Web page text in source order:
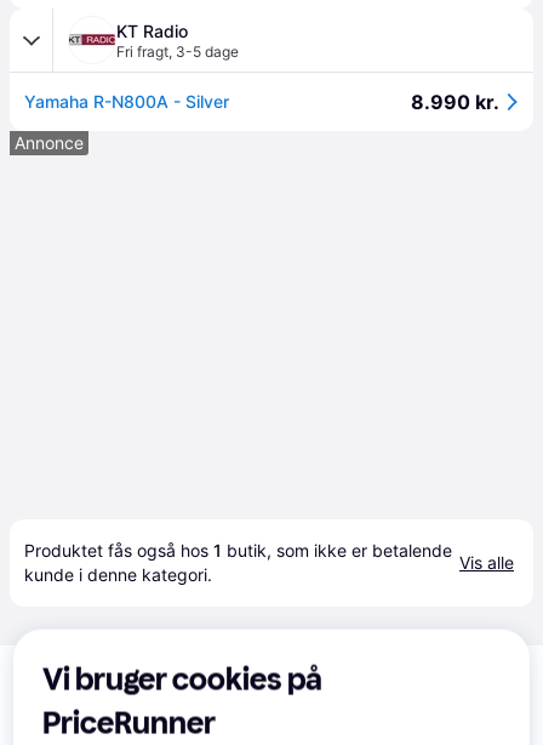
KT Radio
Fri fragt, 3-5 dage
Yamaha R-N800A - Silver 8.990 kr.
Annonce
Produktet fås også hos 1 butik, som ikke er betalende
kunde i denne kategori.
Vis alle
Relaterede produkter
Se vores forslag til andre produkter, der matcher dine
interesser. Vis alle
Vi bruger cookies på
PriceRunner